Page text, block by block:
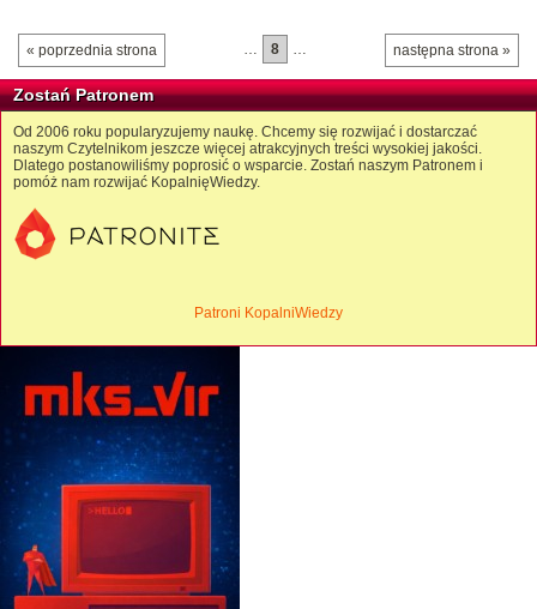
« poprzednia strona następna strona »
8
Zostań Patronem
Od 2006 roku popularyzujemy naukę. Chcemy się rozwijać i dostarczać
naszym Czytelnikom jeszcze więcej atrakcyjnych treści wysokiej jakości.
Dlatego postanowiliśmy poprosić o wsparcie. Zostań naszym Patronem i
pomóż nam rozwijać KopalnięWiedzy.
Patroni KopalniWiedzy